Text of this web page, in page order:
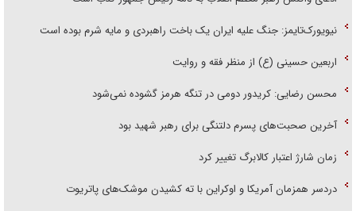
نیویورک‌تایمز: جنگ علیه ایران یک باخت راهبردی و مایه شرم بوده است
اربعین حسینی (ع) از منظر فقه و روایت
محسن رضایی: کریدور دومی در تنگه هرمز گشوده نمی‌شود
آخرین صحبت‌های پسرم دلتنگی برای رهبر شهید بود
زمان شارژ اعتبار کالابرگ تغییر کرد
دردسر همزمان آمریکا و اوکراین با ته کشیدن موشک‌های پاتریوت